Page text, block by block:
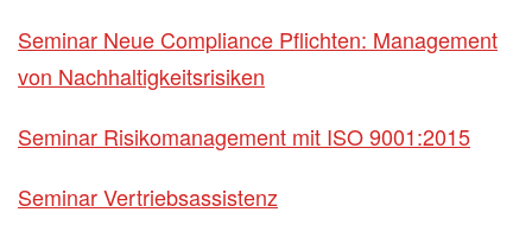
Seminar Neue Compliance Pflichten: Management
von Nachhaltigkeitsrisiken
Seminar Risikomanagement mit ISO 9001:2015
Seminar Vertriebsassistenz